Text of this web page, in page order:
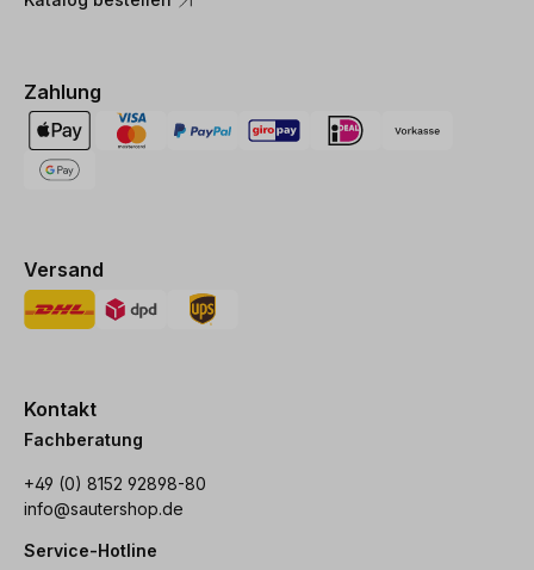
Zahlung
Versand
Kontakt
Fachberatung
+49 (0) 8152 92898-80
info@sautershop.de
Service-Hotline